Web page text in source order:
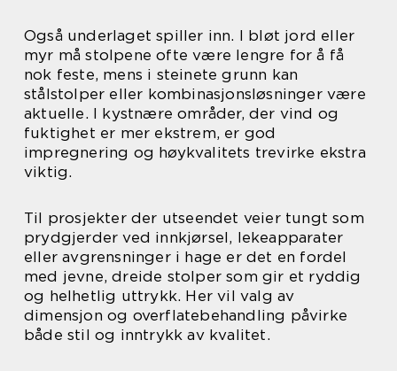
Også underlaget spiller inn. I bløt jord eller
myr må stolpene ofte være lengre for å få
nok feste, mens i steinete grunn kan
stålstolper eller kombinasjonsløsninger være
aktuelle. I kystnære områder, der vind og
fuktighet er mer ekstrem, er god
impregnering og høykvalitets trevirke ekstra
viktig.
Til prosjekter der utseendet veier tungt som
prydgjerder ved innkjørsel, lekeapparater
eller avgrensninger i hage er det en fordel
med jevne, dreide stolper som gir et ryddig
og helhetlig uttrykk. Her vil valg av
dimensjon og overflatebehandling påvirke
både stil og inntrykk av kvalitet.